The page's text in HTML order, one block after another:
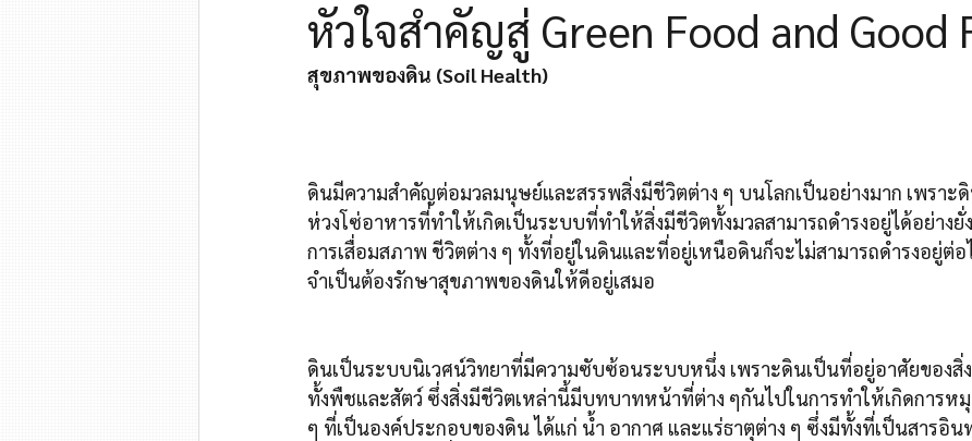
หัวใจสำคัญสู่ Green Food and Good
สุขภาพของดิน (Soil Health)
ดินมีความสำคัญต่อมวลมนุษย์และสรรพสิ่งมีชีวิตต่าง ๆ บนโลกเป็นอย่างมาก เพราะ
ห่วงโซ่อาหารที่ทำให้เกิดเป็นระบบที่ทำให้สิ่งมีชีวิตทั้งมวลสามารถดำรงอยู่ได้อย่างยั่
การเสื่อมสภาพ ชีวิตต่าง ๆ ทั้งที่อยู่ในดินและที่อยู่เหนือดินก็จะไม่สามารถดำรงอยู่ต่อ
จำเป็นต้องรักษาสุขภาพของดินให้ดีอยู่เสมอ
ดินเป็นระบบนิเวศน์วิทยาที่มีความซับซ้อนระบบหนึ่ง เพราะดินเป็นที่อยู่อาศัยของสิ่
ทั้งพืชและสัตว์ ซึ่งสิ่งมีชีวิตเหล่านี้มีบทบาทหน้าที่ต่าง ๆกันไปในการทำให้เกิดการหมุ
ๆ ที่เป็นองค์ประกอบของดิน ได้แก่ น้ำ อากาศ และแร่ธาตุต่าง ๆ ซึ่งมีทั้งที่เป็นสารอิ